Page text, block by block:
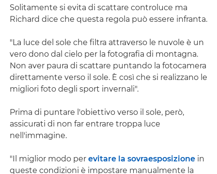
Solitamente si evita di scattare controluce ma
Richard dice che questa regola può essere infranta.
"La luce del sole che filtra attraverso le nuvole è un
vero dono dal cielo per la fotografia di montagna.
Non aver paura di scattare puntando la fotocamera
direttamente verso il sole. È così che si realizzano le
migliori foto degli sport invernali".
Prima di puntare l'obiettivo verso il sole, però,
assicurati di non far entrare troppa luce
nell'immagine.
"Il miglior modo per evitare la sovraesposizione in
queste condizioni è impostare manualmente la